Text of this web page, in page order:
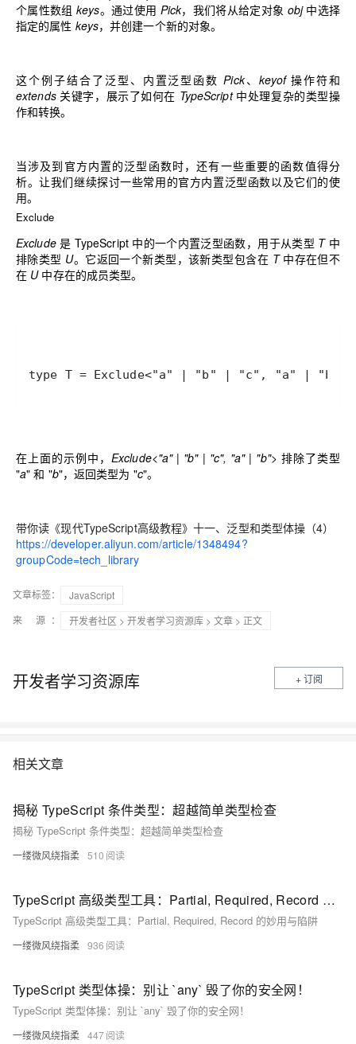
个属性数组 keys。通过使用 Pick，我们将从给定对象 obj 中选择
指定的属性 keys，并创建一个新的对象。
这个例子结合了泛型、内置泛型函数Pick、 keyof操作符和
extends 关键字，展示了如何在 TypeScript 中处理复杂的类型操
作和转换。
当涉及到官方内置的泛型函数时，还有一些重要的函数值得分
析。让我们继续探讨一些常用的官方内置泛型函数以及它们的使
用。
Exclude
Exclude是 TypeScript 中的一个内置泛型函数，用于从类型 T 中
排除类型 U。它返回一个新类型，该新类型包含在 T中存在但不
在 U中存在的成员类型。
type T = Exclude<"a" | "b" | "c", "a" | "b">;
在上面的示例中， Exclude<"a" | "b" | "c", "a" | "b"> 排除了类型
"a" 和 "b"，返回类型为 "c"。
带你读《现代TypeScript高级教程》十一、泛型和类型体操（4）
https://developer.aliyun.com/article/1348494?
groupCode=tech_library
文章标签：
JavaScript
来 源：
开发者社区 > 开发者学习资源库 > 文章 > 正文
开发者学习资源库 + 订阅
相关文章
揭秘 TypeScript 条件类型：超越简单类型检查
揭秘 TypeScript 条件类型：超越简单类型检查
一缕微风绕指柔 510
TypeScript 高级类型工具：Partial, Required, Record 的妙用与陷阱
TypeScript 高级类型工具：Partial, Required, Record 的妙用与陷阱
一缕微风绕指柔 936
TypeScript 类型体操：别让 `any` 毁了你的安全网！
TypeScript 类型体操：别让 `any` 毁了你的安全网！
一缕微风绕指柔 447